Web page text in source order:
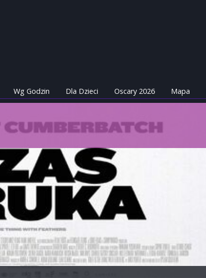
Wg Godzin Dla Dzieci Oscary 2026 Mapa